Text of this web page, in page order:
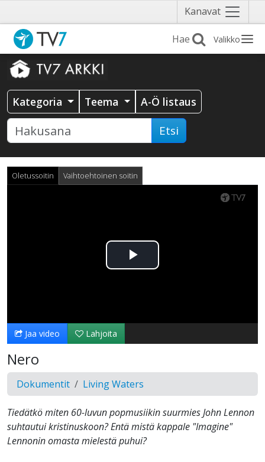
Kanavat Näytä
valikko
Valikko
Kategoria Teema A-Ö listaus
Etsi
Oletussoitin Vaihtoehtoinen soitin
Toista
Jaa video Lahjoita
Nero
Dokumentit Living Waters
Tiedätkö miten 60-luvun popmusiikin suurmies John Lennon
suhtautui kristinuskoon? Entä mistä kappale "Imagine"
Lennonin omasta mielestä puhui?